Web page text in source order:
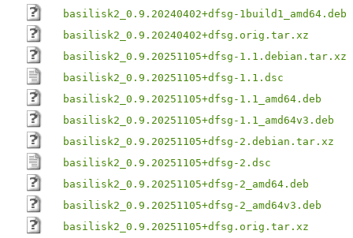
basilisk2_0.9.20240402+dfsg-1build1_amd64.deb
basilisk2_0.9.20240402+dfsg.orig.tar.xz
basilisk2_0.9.20251105+dfsg-1.1.debian.tar.xz
basilisk2_0.9.20251105+dfsg-1.1.dsc
basilisk2_0.9.20251105+dfsg-1.1_amd64.deb
basilisk2_0.9.20251105+dfsg-1.1_amd64v3.deb
basilisk2_0.9.20251105+dfsg-2.debian.tar.xz
basilisk2_0.9.20251105+dfsg-2.dsc
basilisk2_0.9.20251105+dfsg-2_amd64.deb
basilisk2_0.9.20251105+dfsg-2_amd64v3.deb
basilisk2_0.9.20251105+dfsg.orig.tar.xz